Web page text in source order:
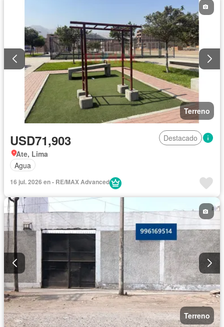
Terreno
USD71,903
Destacado
Ate, Lima
Agua
16 jul. 2026 en - RE/MAX Advanced
Terreno